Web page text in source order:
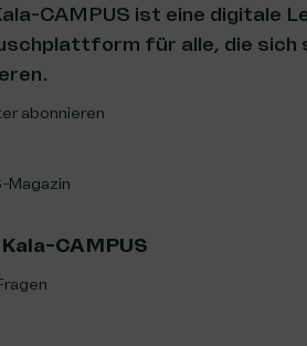
CAMPUS ist eine digitale
für alle, die sich
abonnieren
Magazin
CAMPUS